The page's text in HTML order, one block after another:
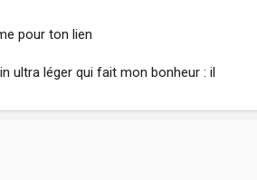
pour ton lien
ultra léger qui fait mon bonheur : il